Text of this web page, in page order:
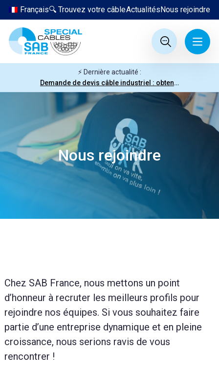
Nous rejoindre
Actualités
🔍 Trouvez votre câble
Français
⚡ Dernière actualité :
Demande de devis câble industriel : obtenez votre prix en quelques clics
Nous rejoindre
Chez SAB France, nous mettons un point
d’honneur à recruter les meilleurs profils pour
rejoindre nos équipes. Si vous souhaitez faire
partie d’une entreprise dynamique et en pleine
croissance, nous serions ravis de vous
rencontrer !